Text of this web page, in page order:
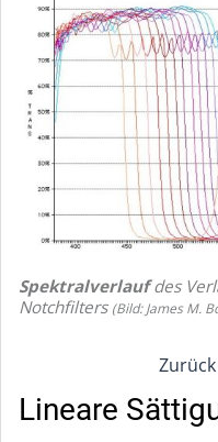
Spektralverlauf des
Notchfilters (Bild: James M.
Lineare